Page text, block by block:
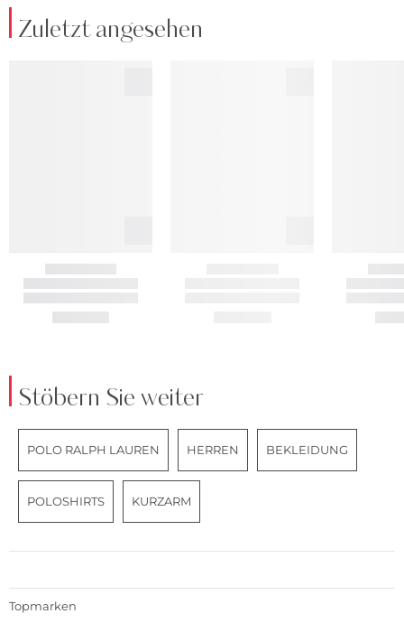
Zuletzt angesehen
Stöbern Sie weiter
POLO RALPH LAUREN HERREN BEKLEIDUNG
POLOSHIRTS KURZARM
Topmarken